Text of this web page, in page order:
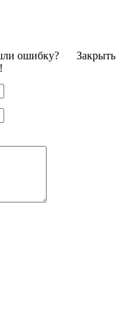
Закрыть
ошибку?